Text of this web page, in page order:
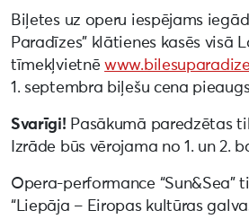
Biļetes uz operu iespējams
Paradīzes” klātienes kasēs visā
tīmekļvietnē
1. septembra biļešu cena
Svarīgi! Pasākumā paredzētas
Izrāde būs vērojama no 1. un 2.
Opera-performance “Sun&Sea”
“Liepāja – Eiropas kultūras